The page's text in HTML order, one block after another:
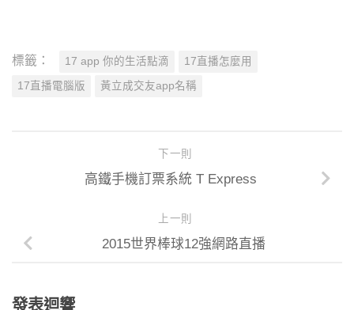
標籤： 17 app 你的生活點滴 17直播怎麼用
17直播電腦版 黃立成交友app名稱
下一則
高鐵手機訂票系統 T Express
上一則
2015世界棒球12強網路直播
發表迴響